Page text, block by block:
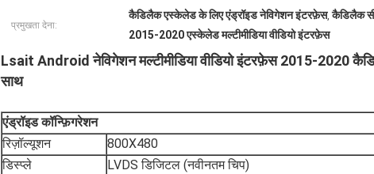
प्रमुखता देना:
कैडिलैक एस्केलेड के लिए एंड्रॉइड नेविगेशन इंटरफ़ेस,कैडिलैक
2015-2020 एस्केलेड मल्टीमीडिया वीडियो इंटरफ़ेस
Lsait Android नेविगेशन मल्टीमीडिया वीडियो इंटरफ़ेस 2015-2020
साथ
एंड्रॉइड कॉन्फ़िगरेशन
रिज़ॉल्यूशन
800X480
डिस्प्ले
LVDS डिजिटल (नवीनतम चिप)